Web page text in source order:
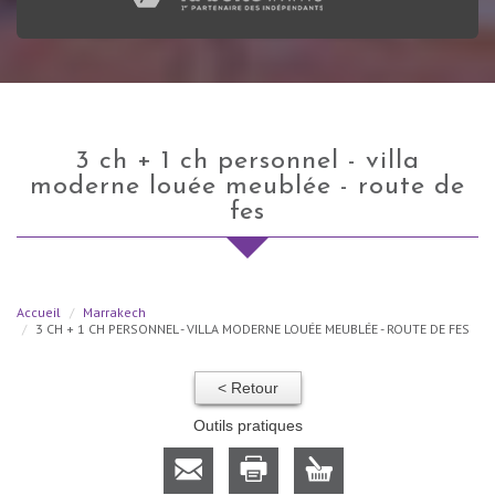
3 ch + 1 ch personnel - villa
moderne louée meublée - route de
fes
Accueil
Marrakech
3 CH + 1 CH PERSONNEL - VILLA MODERNE LOUÉE MEUBLÉE - ROUTE DE FES
< Retour
Outils pratiques